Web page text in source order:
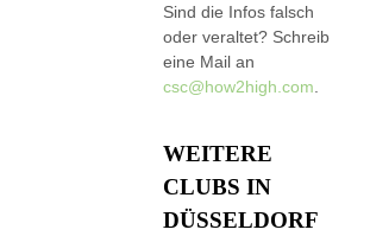
Sind die Infos falsch
oder veraltet? Schreib
eine Mail an
csc@how2high.com
WEITERE
CLUBS IN
DÜSSELDORF